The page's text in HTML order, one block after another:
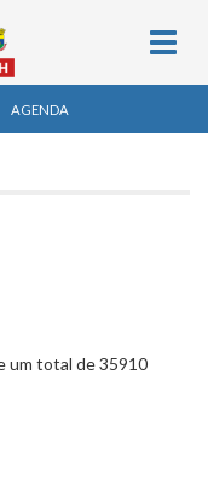
AGENDA
um total de 35910